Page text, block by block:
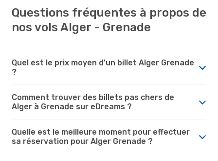
Questions fréquentes à propos de
nos vols Alger - Grenade
Quel est le prix moyen d'un billet Alger Grenade
?
Comment trouver des billets pas chers de
Alger à Grenade sur eDreams ?
Quelle est le meilleure moment pour effectuer
sa réservation pour Alger Grenade ?